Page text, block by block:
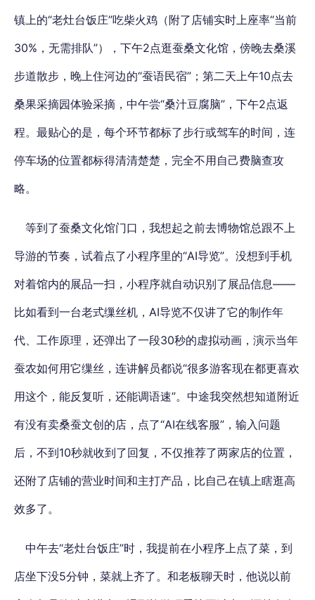
镇上的“老灶台饭庄”吃柴火鸡（附了店铺实时上座率“当前
30%，无需排队”），下午2点逛蚕桑文化馆，傍晚去桑溪
步道散步，晚上住河边的“蚕语民宿”；第二天上午10点去
桑果采摘园体验采摘，中午尝“桑汁豆腐脑”，下午2点返
程。最贴心的是，每个环节都标了步行或驾车的时间，连
停车场的位置都标得清清楚楚，完全不用自己费脑查攻
略。
等到了蚕桑文化馆门口，我想起之前去博物馆总跟不上
导游的节奏，试着点了小程序里的“AI导览”。没想到手机
对着馆内的展品一扫，小程序就自动识别了展品信息——
比如看到一台老式缫丝机，AI导览不仅讲了它的制作年
代、工作原理，还弹出了一段30秒的虚拟动画，演示当年
蚕农如何用它缫丝，连讲解员都说“很多游客现在都更喜欢
用这个，能反复听，还能调语速”。中途我突然想知道附近
有没有卖桑蚕文创的店，点了“AI在线客服”，输入问题
后，不到10秒就收到了回复，不仅推荐了两家店的位置，
还附了店铺的营业时间和主打产品，比自己在镇上瞎逛高
效多了。
中午去“老灶台饭庄”时，我提前在小程序上点了菜，到
店坐下没5分钟，菜就上齐了。和老板聊天时，他说以前